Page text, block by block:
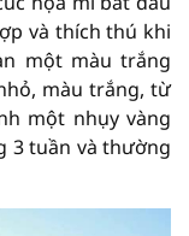
và thích thú khi
một màu trắng
màu trắng, từ
một nhụy vàng
3 tuần và thường